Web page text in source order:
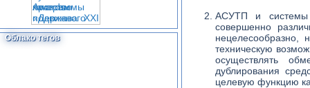
Облако тегов
АСУТП и системы
совершенно
нецелесообразно,
техническую
осуществлять
дублирования
целевую функцию